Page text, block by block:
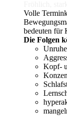
Volle
bedeuten für
Die Folgen
Unruhe
Kopf-